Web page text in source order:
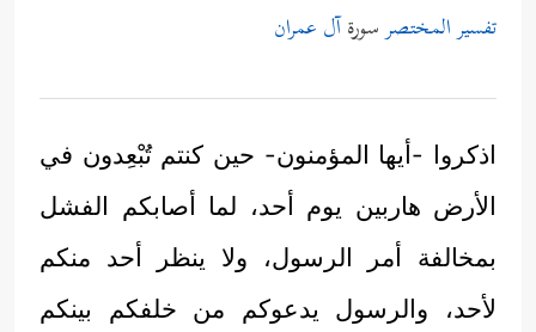
تفسير المختصرسورةآل عمران
اذكروا -أيها المؤمنون- حين كنتم تُبْعِدون في
الأرض هاربين يوم أحد، لما أصابكم الفشل
بمخالفة أمر الرسول، ولا ينظر أحد منكم
لأحد، والرسول يدعوكم من خلفكم بينكم